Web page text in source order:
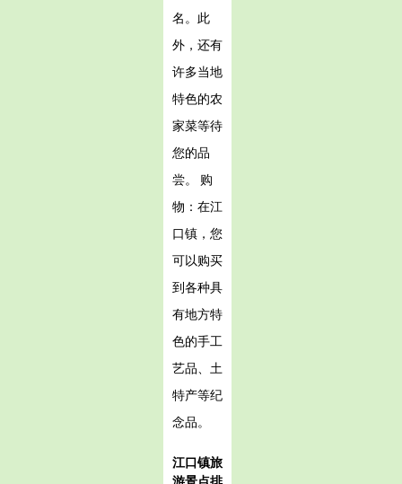
名。此
外，还有
许多当地
特色的农
家菜等待
您的品
尝。 购
物：在江
口镇，您
可以购买
到各种具
有地方特
色的手工
艺品、土
特产等纪
念品。
江口镇旅